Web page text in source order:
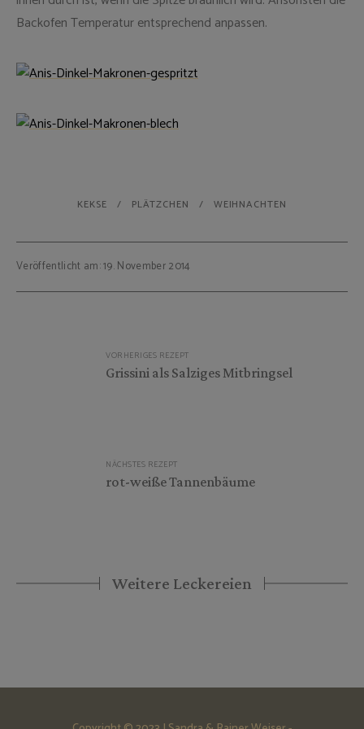
Backofen Temperatur entsprechend anpassen.
KEKSE PLÄTZCHEN WEIHNACHTEN
Veröffentlicht am: 19. November 2014
VORHERIGES REZEPT
Grissini als Salziges Mitbringsel
NÄCHSTES REZEPT
rot-weiße Tannenbäume
Weitere Leckereien